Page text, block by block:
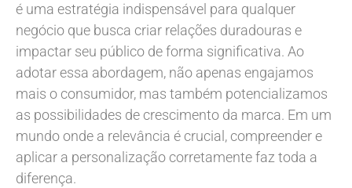
é uma estratégia indispensável para qualquer
negócio que busca criar relações duradouras e
impactar seu público de forma significativa. Ao
adotar essa abordagem, não apenas engajamos
mais o consumidor, mas também potencializamos
as possibilidades de crescimento da marca. Em um
mundo onde a relevância é crucial, compreender e
aplicar a personalização corretamente faz toda a
diferença.